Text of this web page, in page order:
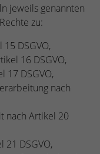
jeweils genannten
zu:
DSGVO,
16 DSGVO,
17 DSGVO,
nach
nach Artikel 20
21 DSGVO,